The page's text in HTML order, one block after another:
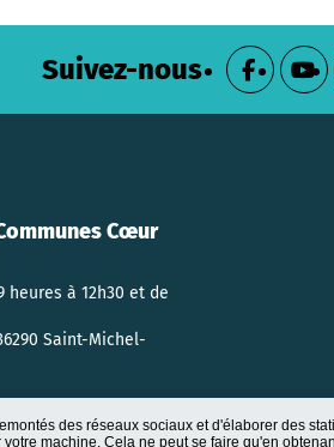
des réseaux sociaux et d'élaborer des
machine. Cela ne peut se faire qu'en
Suivez-nous
Cœur
heures à 12h30 et de
Saint-Michel-